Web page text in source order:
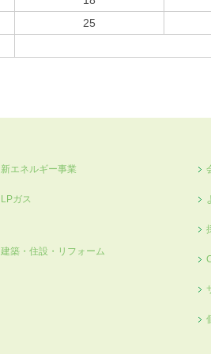
25
新エネルギー事業
LPガス
建築・住設・リフォーム